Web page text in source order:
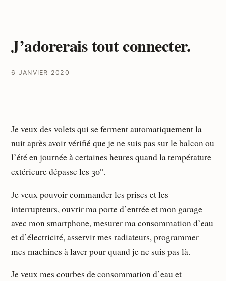
J’adorerais tout connecter.
6 JANVIER 2020
Je veux des volets qui se ferment automatiquement la
nuit après avoir vérifié que je ne suis pas sur le balcon ou
l’été en journée à certaines heures quand la température
extérieure dépasse les 30°.
Je veux pouvoir commander les prises et les
interrupteurs, ouvrir ma porte d’entrée et mon garage
avec mon smartphone, mesurer ma consommation d’eau
et d’électricité, asservir mes radiateurs, programmer
mes machines à laver pour quand je ne suis pas là.
Je veux mes courbes de consommation d’eau et